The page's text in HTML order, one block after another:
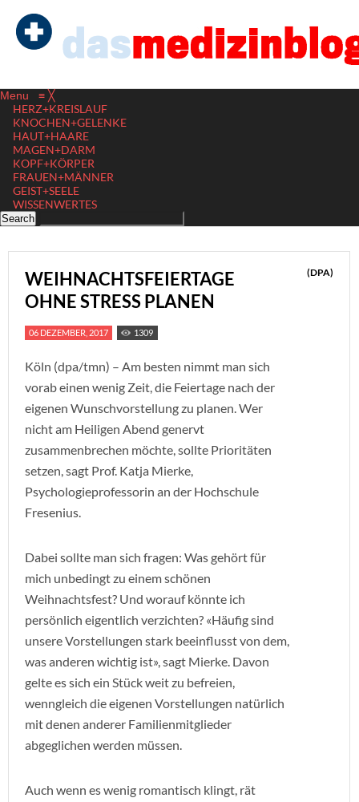
Menu ≡ ╳
HERZ+KREISLAUF
KNOCHEN+GELENKE
HAUT+HAARE
MAGEN+DARM
KOPF+KÖRPER
FRAUEN+MÄNNER
GEIST+SEELE
WISSENWERTES
WEIHNACHTSFEIERTAGE
OHNE STRESS PLANEN
(DPA)
06 DEZEMBER, 2017 1309
Köln (dpa/tmn) – Am besten nimmt man sich
vorab einen wenig Zeit, die Feiertage nach der
eigenen Wunschvorstellung zu planen. Wer
nicht am Heiligen Abend genervt
zusammenbrechen möchte, sollte Prioritäten
setzen, sagt Prof. Katja Mierke,
Psychologieprofessorin an der Hochschule
Fresenius.
Dabei sollte man sich fragen: Was gehört für
mich unbedingt zu einem schönen
Weihnachtsfest? Und worauf könnte ich
persönlich eigentlich verzichten? «Häufig sind
unsere Vorstellungen stark beeinflusst von dem,
was anderen wichtig ist», sagt Mierke. Davon
gelte es sich ein Stück weit zu befreien,
wenngleich die eigenen Vorstellungen natürlich
mit denen anderer Familienmitglieder
abgeglichen werden müssen.
Auch wenn es wenig romantisch klingt, rät